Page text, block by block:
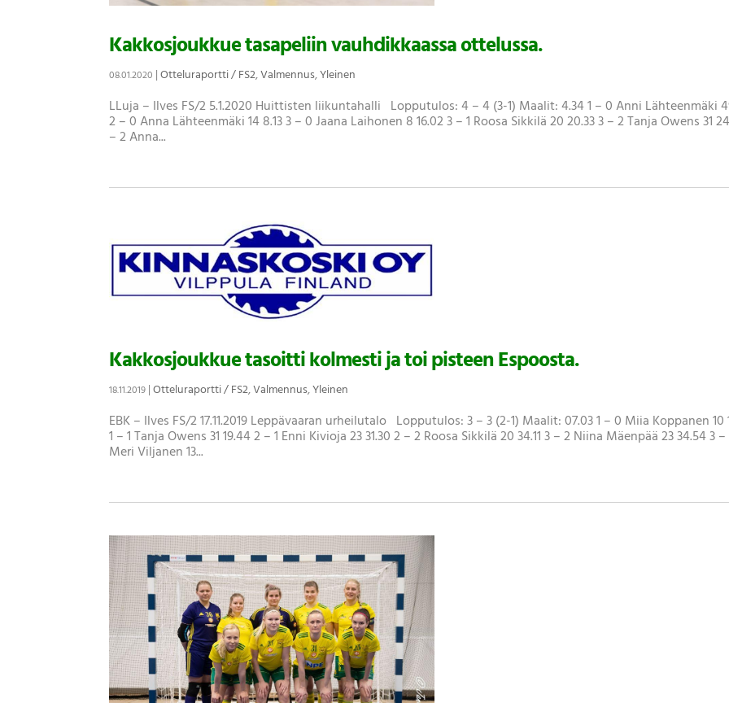
Kakkosjoukkue tasapeliin vauhdikkaassa ottelussa.
08.01.2020 |Otteluraportti / FS2,Valmennus,Yleinen
LLuja – Ilves FS/2 5.1.2020 Huittisten liikuntahalli Lopputulos: 4 – 4 (3-1) Maalit: 4.34 1 – 0 Anni Lähteenmäki
2 – 0 Anna Lähteenmäki 14 8.13 3 – 0 Jaana Laihonen 8 16.02 3 – 1 Roosa Sikkilä 20 20.33 3 – 2 Tanja Owens 31
– 2 Anna...
Kakkosjoukkue tasoitti kolmesti ja toi pisteen Espoosta.
18.11.2019 |Otteluraportti / FS2,Valmennus,Yleinen
EBK – Ilves FS/2 17.11.2019 Leppävaaran urheilutalo Lopputulos: 3 – 3 (2-1) Maalit: 07.03 1 – 0 Miia Koppanen 10
1 – 1 Tanja Owens 31 19.44 2 – 1 Enni Kivioja 23 31.30 2 – 2 Roosa Sikkilä 20 34.11 3 – 2 Niina Mäenpää 23 34.54 3 –
Meri Viljanen 13...